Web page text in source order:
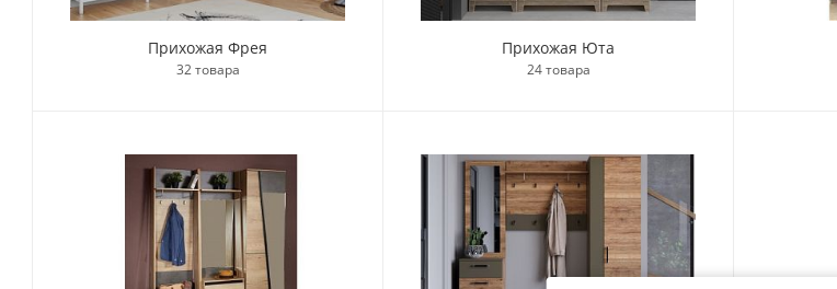
Прихожая Фрея
32 товара
Прихожая Юта
24 товара